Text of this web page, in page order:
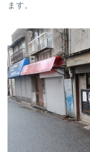
ます。